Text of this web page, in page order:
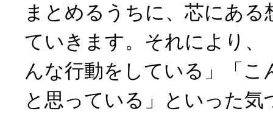
まとめるうちに、芯にあ
ていきます。それにより、
んな行動をしている」「こ
と思っている」といった気